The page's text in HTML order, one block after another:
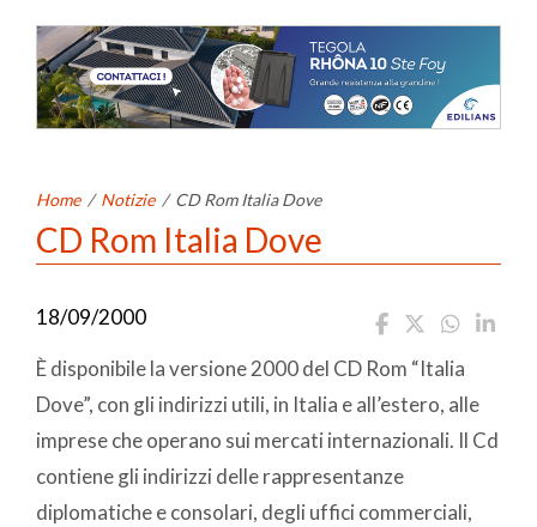
Home / Notizie / CD Rom Italia Dove
CD Rom Italia Dove
18/09/2000
È disponibile la versione 2000 del CD Rom “Italia
Dove”, con gli indirizzi utili, in Italia e all’estero, alle
imprese che operano sui mercati internazionali. Il Cd
contiene gli indirizzi delle rappresentanze
diplomatiche e consolari, degli uffici commerciali,